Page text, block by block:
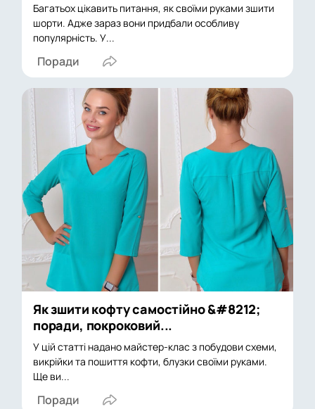
Багатьох цікавить питання, як своїми руками зшити
шорти. Адже зараз вони придбали особливу
популярність. У...
Поради
Як зшити кофту самостійно &#8212;
поради, покроковий...
У цій статті надано майстер-клас з побудови схеми,
викрійки та пошиття кофти, блузки своїми руками.
Ще ви...
Поради